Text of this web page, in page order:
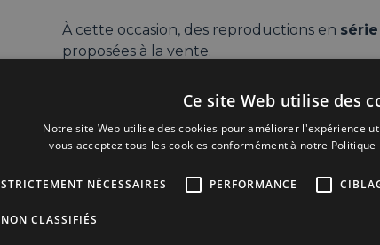
À cette occasion, des reproductions en
proposées à la vente.
Entrée libre – Venez accompagné·e·s !
📍 Avenue Van Bever 19, 1180 Uccle
Ce site Web utilise des
Notre site Web utilise des cookies pour améliorer l'expérience
vous acceptez tous les cookies conformément à notre
STRICTEMENT NÉCESSAIRES PERFORMANCE
NON CLASSIFIÉS